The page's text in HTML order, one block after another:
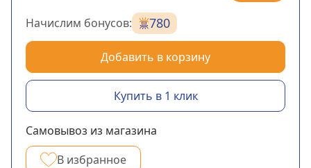
Начислим бонусов: 780
Добавить в корзину
Купить в 1 клик
Самовывоз из магазина
В избранное